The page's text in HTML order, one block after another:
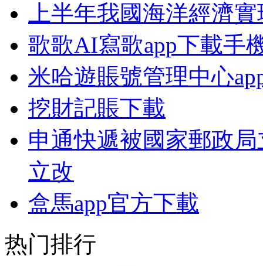
上半年我國海洋經濟
歌歌AI寫歌app下載手
米哈遊賬號管理中心
挖財記賬下載
申通快遞被國家郵政
立改
盒馬app官方下載
热门排行